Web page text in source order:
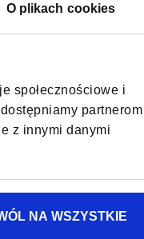
O plikach cookies
społecznościowe i
partnerom
z innymi danymi
NA WSZYSTKIE